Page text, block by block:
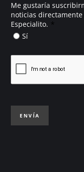
Me gustaría
noticias
Especialito. *
Sí
ENVÍA